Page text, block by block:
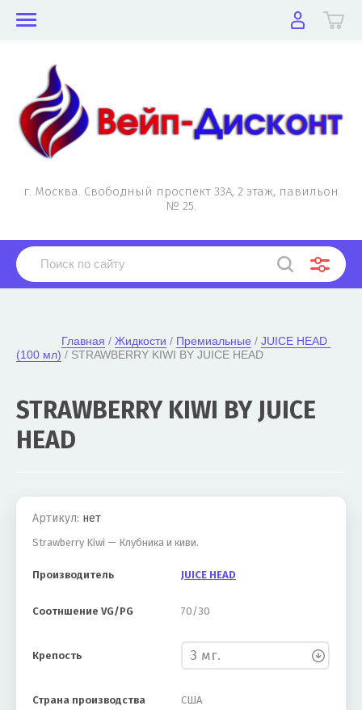
г. Москва. Свободный проспект 33А, 2 этаж, павильон
№ 25.
Главная / Жидкости / Премиальные / JUICE HEAD
(100 мл) / STRAWBERRY KIWI BY JUICE HEAD
STRAWBERRY KIWI BY JUICE
HEAD
Артикул: нет
Strawberry Kiwi — Клубника и киви.
Производитель JUICE HEAD
Соотншение VG/PG 70/30
Крепость
Страна производства США